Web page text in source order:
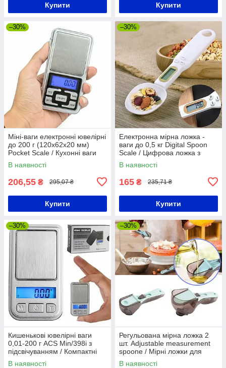
Купити Купити
–30%
Міні-ваги електронні ювелірні
до 200 г (120x62x20 мм)
Pocket Scale / Кухонні ваги
В наявності
206,55 ₴ 295,07 ₴
Купити
–30%
Електронна мірна ложка -
ваги до 0,5 кг Digital Spoon
Scale / Цифрова ложка з
вагами
В наявності
165 ₴ 235,71 ₴
Купити
–30%
Кишенькові ювелірні ваги
0,01-200 г ACS Min/398i з
підсвічуванням / Компактні
електронні міні ваги
В наявності
–30%
Регульована мірна ложка 2
шт. Adjustable measurement
spoone / Мірні ложки для
кухні з регулятором об'єму
В наявності